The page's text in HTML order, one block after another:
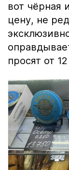
вот чёрная
цену, не
просят от